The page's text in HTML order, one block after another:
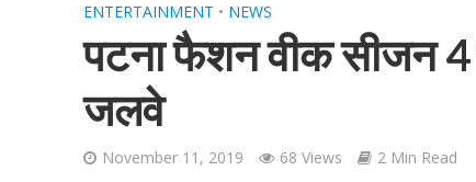
ENTERTAINMENT • NEWS
पटना फैशन वीक सीजन
जलवे
November 11, 2019 68 Views 2 Min Read